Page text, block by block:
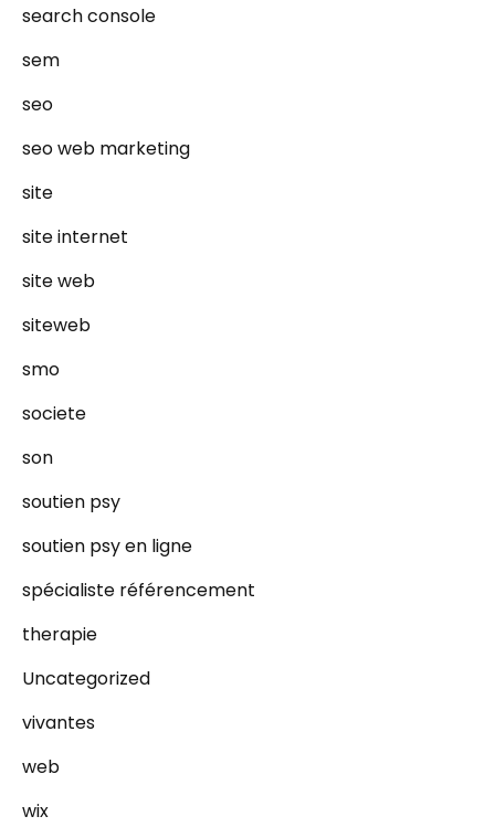
search console
sem
seo
seo web marketing
site
site internet
site web
siteweb
smo
societe
son
soutien psy
soutien psy en ligne
spécialiste référencement
therapie
Uncategorized
vivantes
web
wix